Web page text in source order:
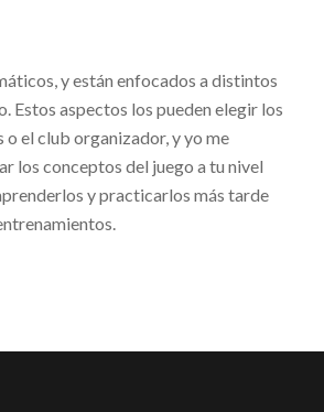
y están enfocados a distintos
Estos aspectos los pueden elegir los
el club organizador, y yo me
los conceptos del juego a tu nivel
y practicarlos más tarde